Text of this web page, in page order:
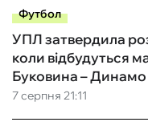
Футбол
7 серпня 21:11
УПЛ затвердила
коли відбудуться
Буковина – Динамо